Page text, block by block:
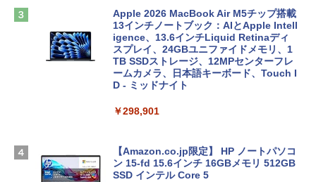
Apple 2026 MacBook Air M5チップ搭載
13インチノートブック：AIとApple Intell
igence、13.6インチLiquid Retinaディ
スプレイ、24GBユニファイドメモリ、1
TB SSDストレージ、12MPセンターフレ
ームカメラ、日本語キーボード、Touch I
D - ミッドナイト
￥298,901
【Amazon.co.jp限定】 HP ノートパソコ
ン 15-fd 15.6インチ 16GBメモリ 512GB
SSD インテル Core 5